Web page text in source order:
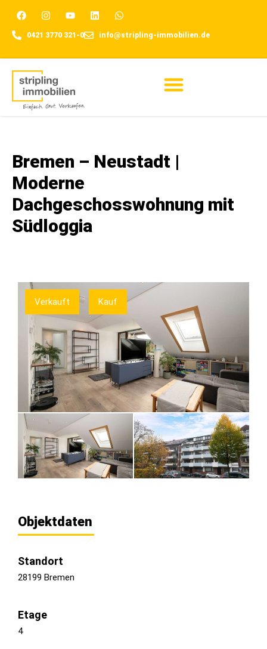
0421 3770 321-0 info@stripling-immobilien.de
Bremen – Neustadt |
Moderne
Dachgeschosswohnung mit
Südloggia
Verkauft Kauf
Objektdaten
Standort
28199 Bremen
Etage
4